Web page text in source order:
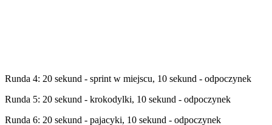
Runda 4: 20 sekund - sprint w miejscu, 10 sekund - odpoczynek
Runda 5: 20 sekund - krokodylki, 10 sekund - odpoczynek
Runda 6: 20 sekund - pajacyki, 10 sekund - odpoczynek